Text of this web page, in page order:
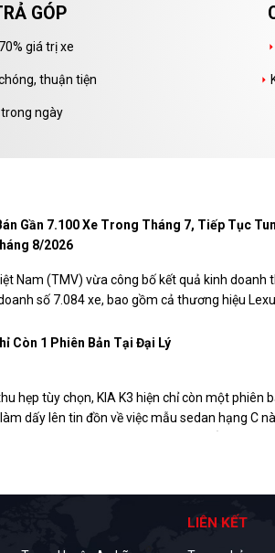
GÓP
giá trị xe
thuận tiện
ngày
arrow_right
arrow_right
Gần 7.100 Xe Trong Tháng 7, Tiếp Tục
8/2026
Nam (TMV) vừa công bố kết quả kinh doanh
số 7.084 xe, bao gồm cả thương hiệu
cho khách hàng mua xe trong tháng 8.
Còn 1 Phiên Bản Tại Đại Lý
hẹp tùy chọn, KIA K3 hiện chỉ còn một phiên
dấy lên tin đồn về việc mẫu sedan hạng C
LIÊN KẾT